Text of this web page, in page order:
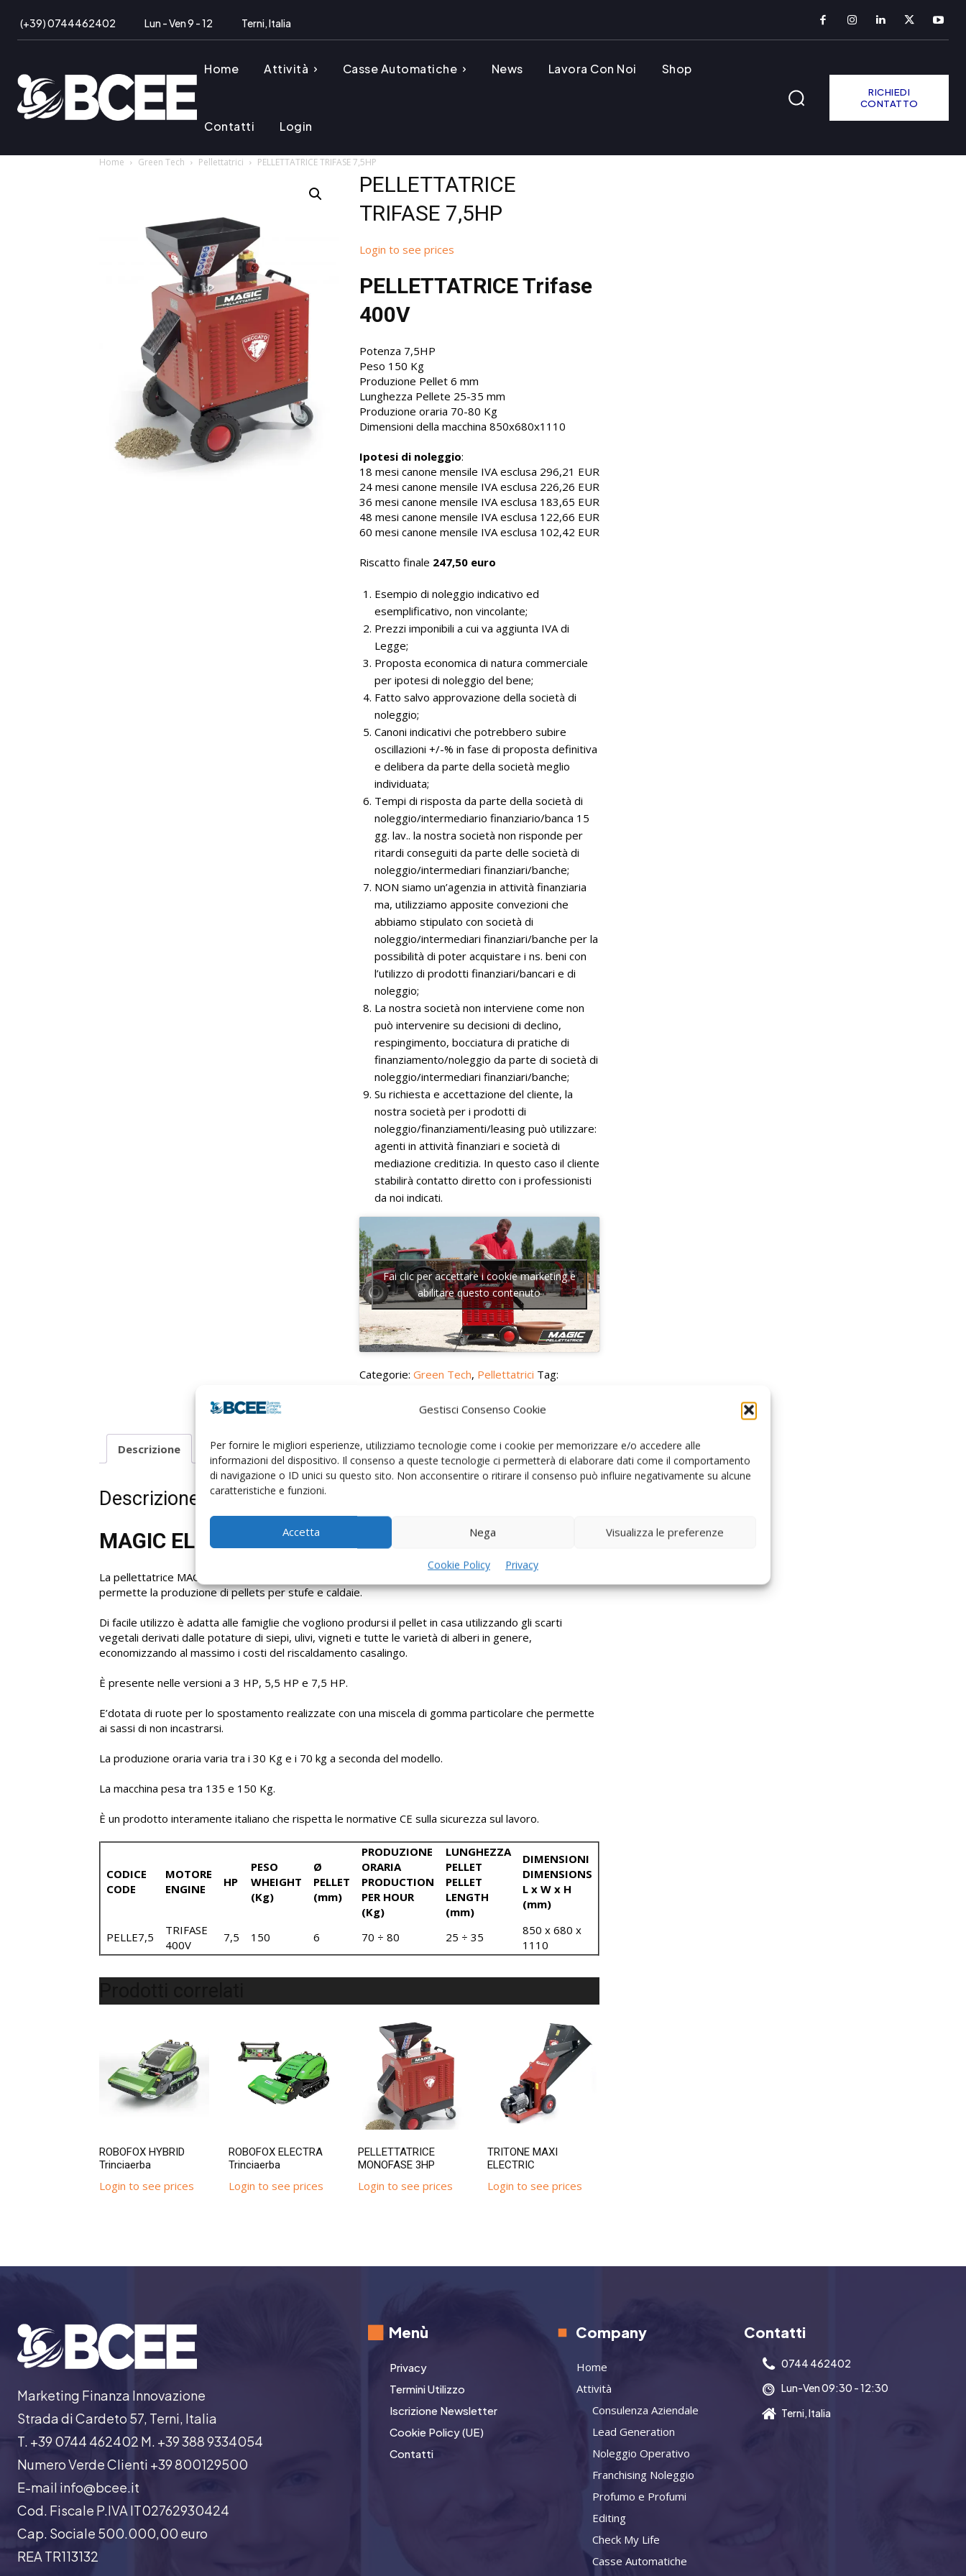
Gestisci Consenso Cookie
Per fornire le migliori esperienze, utilizziamo tecnologie come i cookie per memorizzare e/o accedere alle
informazioni del dispositivo. Il consenso a queste tecnologie ci permetterà di elaborare dati come il comportamento
di navigazione o ID unici su questo sito. Non acconsentire o ritirare il consenso può influire negativamente su alcune
caratteristiche e funzioni.
Accetta Nega Visualizza le preferenze
Cookie Policy Privacy
(+39) 0744462402 Lun - Ven 9 - 12 Terni, Italia
Home Attività Casse Automatiche News Lavora Con Noi Shop
Contatti Login
RICHIEDI
CONTATTO
Home Green Tech Pellettatrici PELLETTATRICE TRIFASE 7,5HP
PELLETTATRICE
TRIFASE 7,5HP
Login to see prices
PELLETTATRICE Trifase
400V
Potenza 7,5HP
Peso 150 Kg
Produzione Pellet 6 mm
Lunghezza Pellete 25-35 mm
Produzione oraria 70-80 Kg
Dimensioni della macchina 850x680x1110
Ipotesi di noleggio:
18 mesi canone mensile IVA esclusa 296,21 EUR
24 mesi canone mensile IVA esclusa 226,26 EUR
36 mesi canone mensile IVA esclusa 183,65 EUR
48 mesi canone mensile IVA esclusa 122,66 EUR
60 mesi canone mensile IVA esclusa 102,42 EUR
Riscatto finale 247,50 euro
Esempio di noleggio indicativo ed
esemplificativo, non vincolante;
Prezzi imponibili a cui va aggiunta IVA di
Legge;
Proposta economica di natura commerciale
per ipotesi di noleggio del bene;
Fatto salvo approvazione della società di
noleggio;
Canoni indicativi che potrebbero subire
oscillazioni +/-% in fase di proposta definitiva
e delibera da parte della società meglio
individuata;
Tempi di risposta da parte della società di
noleggio/intermediario finanziario/banca 15
gg. lav.. la nostra società non risponde per
ritardi conseguiti da parte delle società di
noleggio/intermediari finanziari/banche;
NON siamo un’agenzia in attività finanziaria
ma, utilizziamo apposite convezioni che
abbiamo stipulato con società di
noleggio/intermediari finanziari/banche per la
possibilità di poter acquistare i ns. beni con
l’utilizzo di prodotti finanziari/bancari e di
noleggio;
La nostra società non interviene come non
può intervenire su decisioni di declino,
respingimento, bocciatura di pratiche di
finanziamento/noleggio da parte di società di
noleggio/intermediari finanziari/banche;
Su richiesta e accettazione del cliente, la
nostra società per i prodotti di
noleggio/finanziamenti/leasing può utilizzare:
agenti in attività finanziari e società di
mediazione creditizia. In questo caso il cliente
stabilirà contatto diretto con i professionisti
da noi indicati.
Fai clic per accettare i cookie marketing e
abilitare questo contenuto
Categorie: Green Tech, Pellettatrici Tag:
pellet casalingo
Descrizione
Descrizione
MAGIC ELETTRICA 7,5HP
La pellettatrice MAGIC elettrica della Ceccato Olindo è una macchina di ultima generazione che
permette la produzione di pellets per stufe e caldaie.
Di facile utilizzo è adatta alle famiglie che vogliono prodursi il pellet in casa utilizzando gli scarti
vegetali derivati dalle potature di siepi, ulivi, vigneti e tutte le varietà di alberi in genere,
economizzando al massimo i costi del riscaldamento casalingo.
È presente nelle versioni a 3 HP, 5,5 HP e 7,5 HP.
E’dotata di ruote per lo spostamento realizzate con una miscela di gomma particolare che permette
ai sassi di non incastrarsi.
La produzione oraria varia tra i 30 Kg e i 70 kg a seconda del modello.
La macchina pesa tra 135 e 150 Kg.
È un prodotto interamente italiano che rispetta le normative CE sulla sicurezza sul lavoro.
CODICE
CODE
MOTORE
ENGINE
HP
PESO
WHEIGHT
(Kg)
Ø
PELLET
(mm)
PRODUZIONE
ORARIA
PRODUCTION
PER HOUR
(Kg)
LUNGHEZZA
PELLET
PELLET
LENGTH
(mm)
DIMENSIONI
DIMENSIONS
L x W x H
(mm)
PELLE7,5
TRIFASE
400V
7,5 150 6 70 ÷ 80 25 ÷ 35
850 x 680 x
1110
ROBOFOX HYBRID
Trinciaerba
Login to see prices
ROBOFOX ELECTRA
Trinciaerba
Login to see prices
PELLETTATRICE
MONOFASE 3HP
Login to see prices
TRITONE MAXI
ELECTRIC
Login to see prices
Marketing Finanza Innovazione
Strada di Cardeto 57, Terni, Italia
T. +39 0744 462402 M. +39 388 9334054
Numero Verde Clienti +39 800129500
E-mail info@bcee.it
Cod. Fiscale P.IVA IT02762930424
Cap. Sociale 500.000,00 euro
REA TR113132
Menù
Privacy
Termini Utilizzo
Iscrizione Newsletter
Cookie Policy (UE)
Contatti
Company
Home
Attività
Consulenza Aziendale
Lead Generation
Noleggio Operativo
Franchising Noleggio
Profumo e Profumi
Editing
Check My Life
Casse Automatiche
Contatti
0744 462402
Lun-Ven 09:30 - 12:30
Terni, Italia